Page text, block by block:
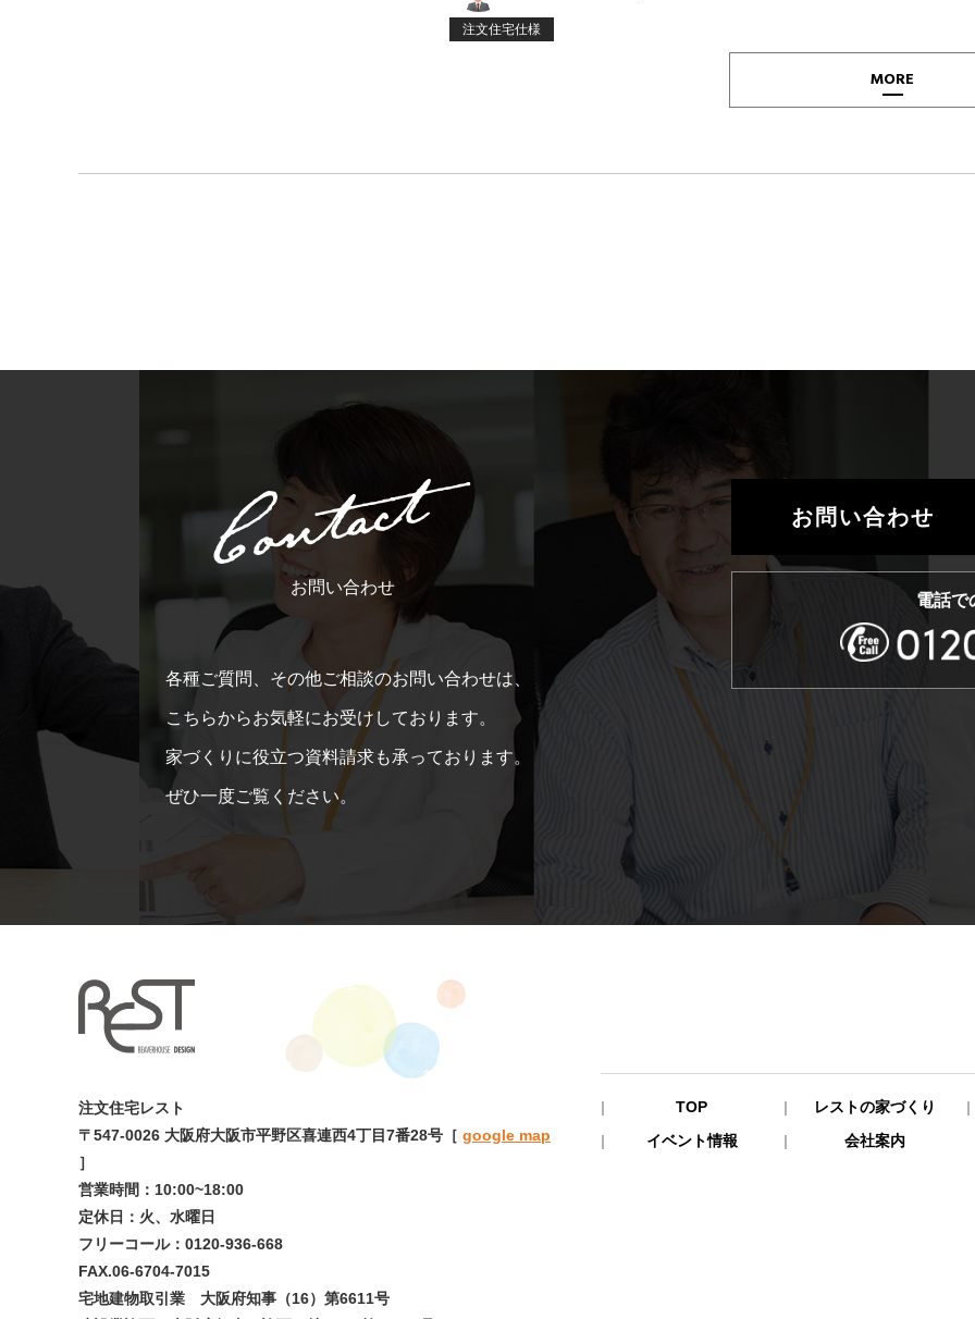
注文住宅仕様
MORE
お問い合わせ
各種ご質問、その他ご相談のお問い合わせは、
こちらからお気軽にお受けしております。
家づくりに役立つ資料請求も承っております。
ぜひ一度ご覧ください。
お問い合わせ
電話で
TOP レストの家づくり
イベント情報
会社案内
注文住宅レスト
〒547-0026 大阪府大阪市平野区喜連西4丁目7番28号 ［ google map
］
営業時間：10:00~18:00
定休日：火、水曜日
フリーコール：0120-936-668
FAX.06-6704-7015
宅地建物取引業 大阪府知事（16）第6611号